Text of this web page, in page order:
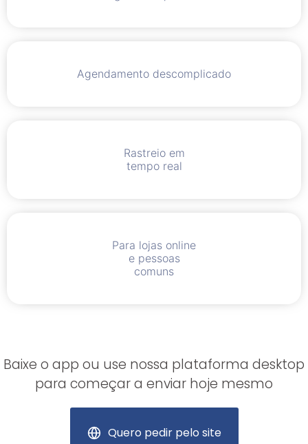
Agendamento descomplicado
Rastreio em
tempo real
Para lojas online
e pessoas
comuns
Baixe o app ou use nossa plataforma desktop
para começar a enviar hoje mesmo
Quero pedir pelo site